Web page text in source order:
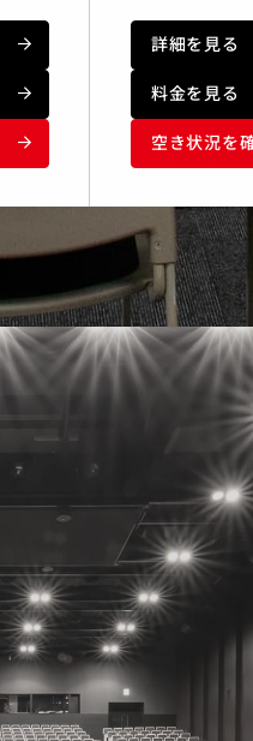
詳細を見る
料金を見る
空き状況を